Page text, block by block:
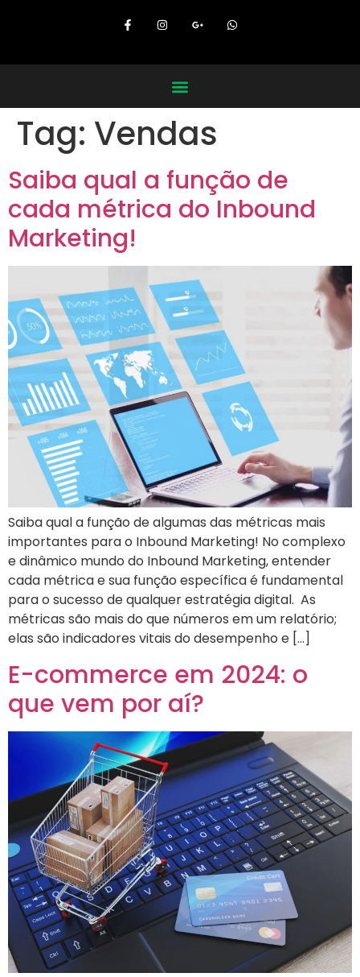
Tag: Vendas
Saiba qual a função de
cada métrica do Inbound
Marketing!
Saiba qual a função de algumas das métricas mais
importantes para o Inbound Marketing! No complexo
e dinâmico mundo do Inbound Marketing, entender
cada métrica e sua função específica é fundamental
para o sucesso de qualquer estratégia digital. As
métricas são mais do que números em um relatório;
elas são indicadores vitais do desempenho e […]
E-commerce em 2024: o
que vem por aí?